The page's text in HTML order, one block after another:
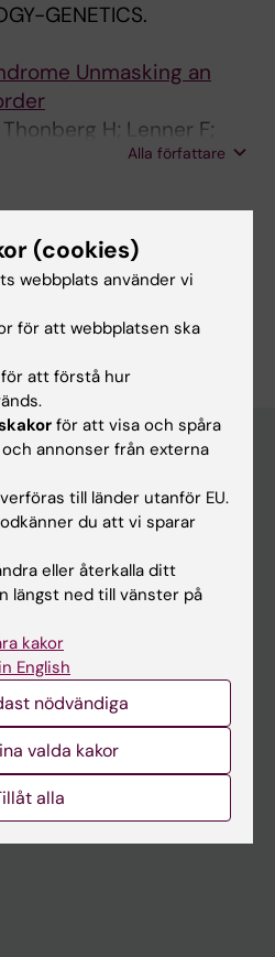
GENETICS.
Unmasking an
H; Lenner F;
A; Nilsson D;
Alla författare
(cookies)
webbplats använder vi
för att webbplatsen ska
för att förstå hur
för att visa och spåra
annonser från externa
till länder utanför EU.
du att vi sparar
eller återkalla ditt
längst ned till vänster på
kakor
English
nödvändiga
valda kakor
alla